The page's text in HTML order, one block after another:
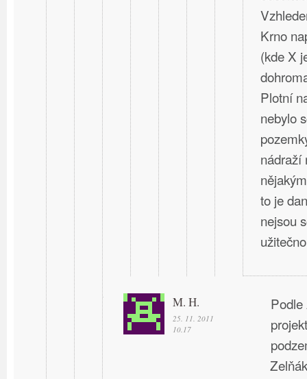
Krno
(kde X
Plotní
nebylo
nádraží
to je
nejsou
M. H.
25. 11. 2011
10.17
Podle